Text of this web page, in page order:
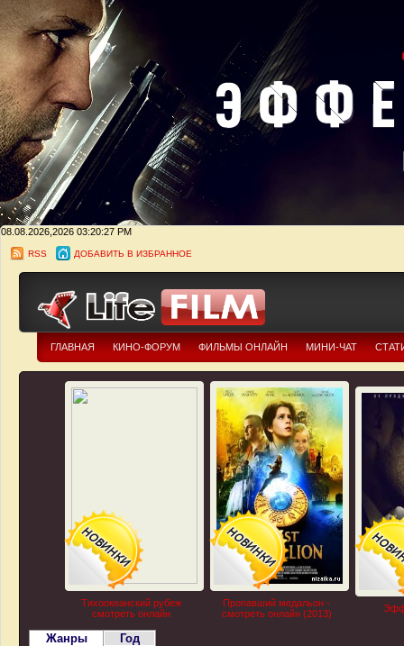
08.08.2026,2026 03:20:28 PM
RSS ДОБАВИТЬ В ИЗБРАННОЕ
ГЛАВНАЯ КИНО-ФОРУМ ФИЛЬМЫ ОНЛАЙН МИНИ-ЧАТ
Тихоокеанский рубеж
смотреть онлайн
Пропавший медальон -
смотреть онлайн (2013)
Жанры Год